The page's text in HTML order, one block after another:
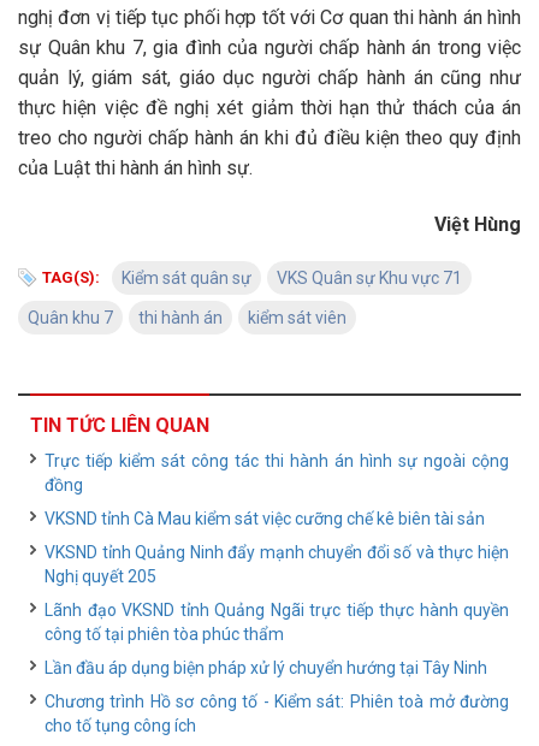
nghị đơn vị tiếp tục phối hợp tốt với Cơ quan thi hành án hình
sự Quân khu 7, gia đình của người chấp hành án trong việc
quản lý, giám sát, giáo dục người chấp hành án cũng như
thực hiện việc đề nghị xét giảm thời hạn thử thách của án
treo cho người chấp hành án khi đủ điều kiện theo quy định
của Luật thi hành án hình sự.
Việt Hùng
TAG(S): Kiểm sát quân sự VKS Quân sự Khu vực 71
Quân khu 7 thi hành án kiểm sát viên
TIN TỨC LIÊN QUAN
Trực tiếp kiểm sát công tác thi hành án hình sự ngoài cộng
đồng
VKSND tỉnh Cà Mau kiểm sát việc cưỡng chế kê biên tài sản
VKSND tỉnh Quảng Ninh đẩy mạnh chuyển đổi số và thực hiện
Nghị quyết 205
Lãnh đạo VKSND tỉnh Quảng Ngãi trực tiếp thực hành quyền
công tố tại phiên tòa phúc thẩm
Lần đầu áp dụng biện pháp xử lý chuyển hướng tại Tây Ninh
Chương trình Hồ sơ công tố - Kiểm sát: Phiên toà mở đường
cho tố tụng công ích